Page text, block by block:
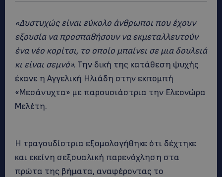
«Δυστυχώς είναι εύκολο άνθρωποι που έχουν
εξουσία να προσπαθήσουν να εκμεταλλευτούν
ένα νέο κορίτσι, το οποίο μπαίνει σε μια δουλειά
κι είναι σεμνό». Την δική της κατάθεση ψυχής
έκανε η Αγγελική Ηλιάδη στην εκπομπή
«Μεσάνυχτα» με παρουσιάστρια την Ελεονώρα
Μελέτη.
Η τραγουδίστρια εξομολογήθηκε ότι δέχτηκε
και εκείνη σεξουαλική παρενόχληση στα
πρώτα της βήματα, αναφέροντας το